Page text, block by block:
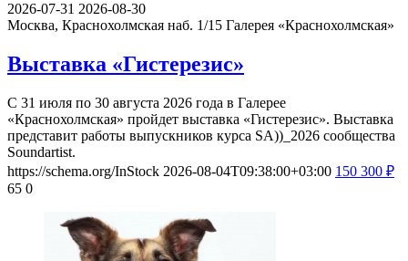
2026-07-31 2026-08-30
Москва, Краснохолмская наб. 1/15 Галерея «Краснохолмская»
Выставка «Гистерезис»
С 31 июля по 30 августа 2026 года в Галерее
«Краснохолмская» пройдет выставка «Гистерезис». Выставка
представит работы выпускников курса SA))_2026 сообщества
Soundartist.
https://schema.org/InStock 2026-08-04T09:38:00+03:00 150 300 ₽
65 0